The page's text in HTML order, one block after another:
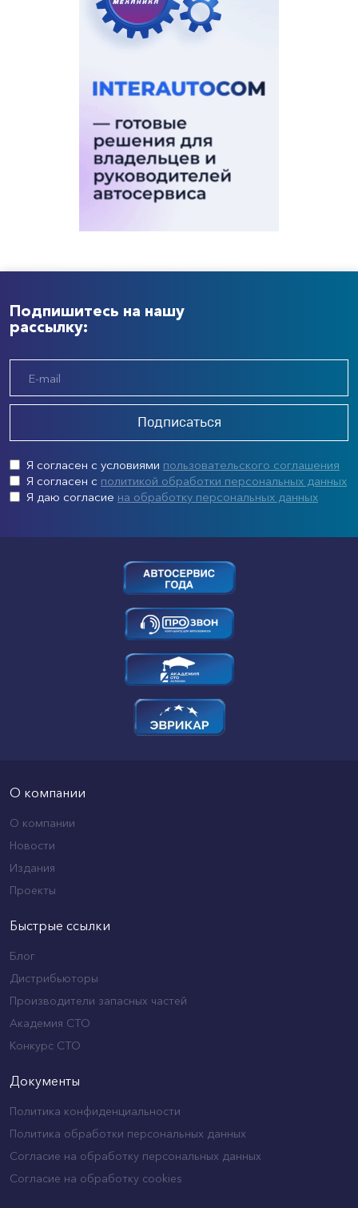
Подпишитесь на нашу
рассылку:
Подписаться
Я согласен с условиями пользовательского соглашения
Я согласен с политикой обработки персональных данных
Я даю согласие на обработку персональных данных
О компании
О компании
Новости
Издания
Проекты
Быстрые ссылки
Блог
Дистрибьюторы
Производители запасных частей
Академия СТО
Конкурс СТО
Документы
Политика конфиденциальности
Политика обработки персональных данных
Согласие на обработку персональных данных
Согласие на обработку cookies